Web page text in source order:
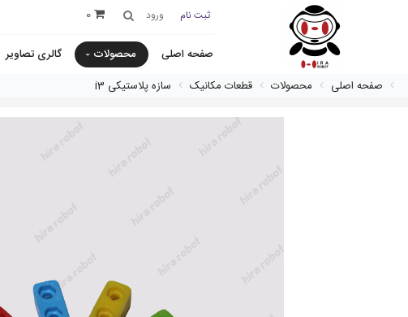
ثبت نام ورود 0
صفحه اصلی محصولات گالری تصاویر
صفحه اصلی
محصولات قطعات مکانیک سازه پلاستیکی i3